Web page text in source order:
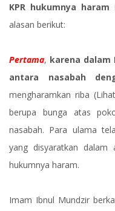
KPR hukumnya
alasan berikut:
Pertama, karena dalam
antara nasabah
mengharamkan riba
berupa bunga atas
nasabah. Para ulama
yang disyaratkan dalam
hukumnya haram.
Imam Ibnul Mundzir